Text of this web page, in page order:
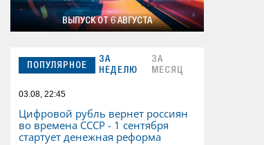
ВЫПУСК ОТ 6 АВГУСТА
ПОПУЛЯРНОЕ
ЗА
НЕДЕЛЮ
ЗА
МЕСЯЦ
03.08, 22:45
Цифровой рубль вернет россиян
во времена СССР - 1 сентября
стартует денежная реформа